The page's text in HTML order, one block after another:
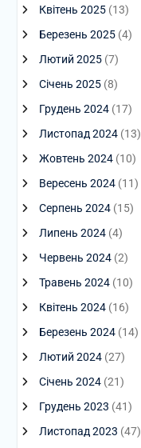
Квітень 2025(13)
Березень 2025(4)
Лютий 2025(7)
Січень 2025(8)
Грудень 2024(17)
Листопад 2024(13)
Жовтень 2024(10)
Вересень 2024(11)
Серпень 2024(15)
Липень 2024(4)
Червень 2024(2)
Травень 2024(10)
Квітень 2024(16)
Березень 2024(14)
Лютий 2024(27)
Січень 2024(21)
Грудень 2023 (41)
Листопад 2023 (47)